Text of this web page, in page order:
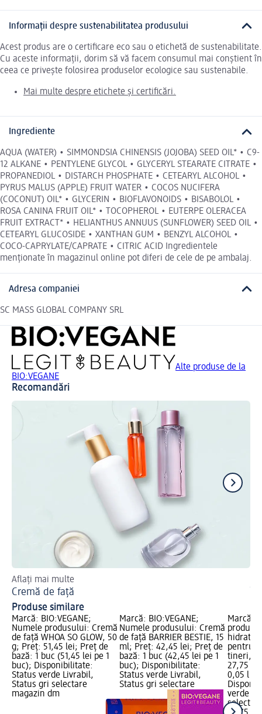
Informații despre sustenabilitatea produsului
Acest produs are o certificare eco sau o etichetă de sustenabilitate.
Cu aceste informații, dorim să vă facem consumul mai conștient în
ceea ce privește folosirea produselor ecologice sau sustenabile.
Mai multe despre etichete și certificări.
Ingrediente
AQUA (WATER) • SIMMONDSIA CHINENSIS (JOJOBA) SEED OIL* • C9-
12 ALKANE • PENTYLENE GLYCOL • GLYCERYL STEARATE CITRATE •
PROPANEDIOL • DISTARCH PHOSPHATE • CETEARYL ALCOHOL •
PYRUS MALUS (APPLE) FRUIT WATER • COCOS NUCIFERA
(COCONUT) OIL* • GLYCERIN • BIOFLAVONOIDS • BISABOLOL •
ROSA CANINA FRUIT OIL* • TOCOPHEROL • EUTERPE OLERACEA
FRUIT EXTRACT* • HELIANTHUS ANNUUS (SUNFLOWER) SEED OIL •
CETEARYL GLUCOSIDE • XANTHAN GUM • BENZYL ALCOHOL •
COCO-CAPRYLATE/CAPRATE • CITRIC ACID Ingredientele
menționate în magazinul online pot diferi de cele de pe ambalaj.
Adresa companiei
SC MASS GLOBAL COMPANY SRL
Alte produse de la
BIO:VEGANE
Recomandări
Aflați mai multe
Cremă de față
Produse similare
Marcă: BIO:VEGANE;
Numele produsului: Cremă
de față WHOA SO GLOW, 50
g; Preț: 51,45 lei; Preț de
bază: 1 buc (51,45 lei pe 1
buc); Disponibilitate:
Status verde Livrabil,
Status gri selectare
magazin dm
Marcă: BIO:VEGANE;
Numele produsului: Cremă
de față BARRIER BESTIE, 15
ml; Preț: 42,45 lei; Preț de
bază: 1 buc (42,45 lei pe 1
buc); Disponibilitate:
Status verde Livrabil,
Status gri selectare
Marcă:
pentru
tineri,
27,75
0,05 l
verde